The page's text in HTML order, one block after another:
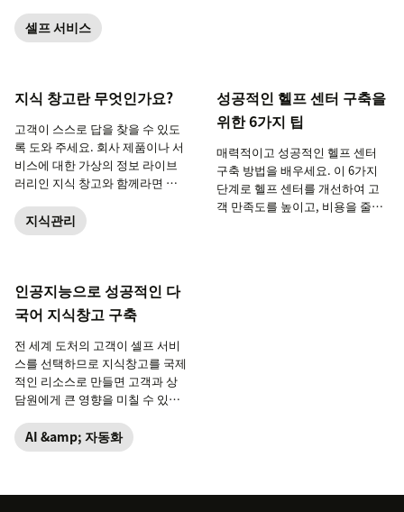
셀프 서비스
지식 창고란 무엇인가요?
고객이 스스로 답을 찾을 수 있도
록 도와 주세요. 회사 제품이나 서
비스에 대한 가상의 정보 라이브
러리인 지식 창고와 함께라면 가
지식관리
성공적인 헬프 센터 구축을
위한 6가지 팁
매력적이고 성공적인 헬프 센터
구축 방법을 배우세요. 이 6가지
단계로 헬프 센터를 개선하여 고
객 만족도를 높이고, 비용을 줄이
인공지능으로 성공적인 다
국어 지식창고 구축
전 세계 도처의 고객이 셀프 서비
스를 선택하므로 지식창고를 국제
적인 리소스로 만들면 고객과 상
담원에게 큰 영향을 미칠 수 있는
완할 경우에는 특히 더 그렇습니
다.
AI &amp; 자동화